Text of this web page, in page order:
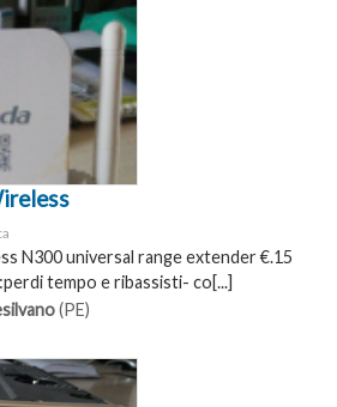
N300 universal range extender €.15
tempo e ribassisti- co[...]
(PE)